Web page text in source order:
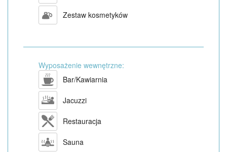
Zestaw kosmetyków
Wyposażenie wewnętrzne:
Bar/Kawiarnia
Jacuzzi
Restauracja
Sauna